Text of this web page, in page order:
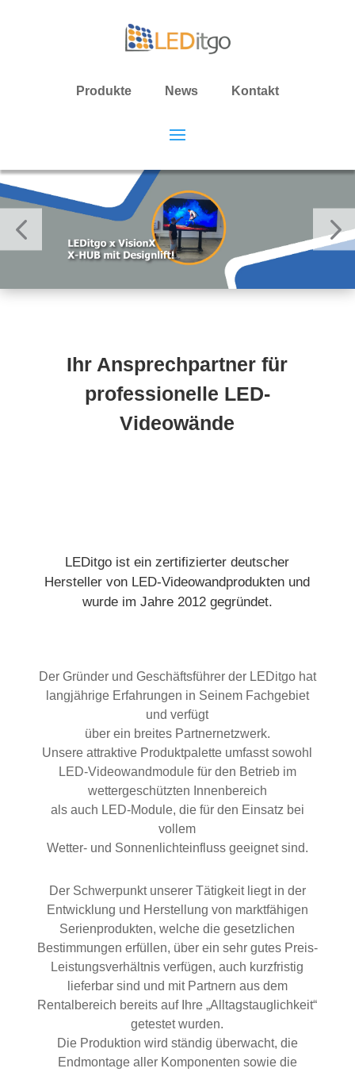
Produkte News Kontakt
Ihr Ansprechpartner für
professionelle LED-
Videowände
LEDitgo ist ein zertifizierter deutscher
Hersteller von LED-Videowandprodukten und
wurde im Jahre 2012 gegründet.
Der Gründer und Geschäftsführer der LEDitgo hat
langjährige Erfahrungen in Seinem Fachgebiet
und verfügt
über ein breites Partnernetzwerk.
Unsere attraktive Produktpalette umfasst sowohl
LED-Videowandmodule für den Betrieb im
wettergeschützten Innenbereich
als auch LED-Module, die für den Einsatz bei
vollem
Wetter- und Sonnenlichteinfluss geeignet sind.
Der Schwerpunkt unserer Tätigkeit liegt in der
Entwicklung und Herstellung von marktfähigen
Serienprodukten, welche die gesetzlichen
Bestimmungen erfüllen, über ein sehr gutes Preis-
Leistungsverhältnis verfügen, auch kurzfristig
lieferbar sind und mit Partnern aus dem
Rentalbereich bereits auf Ihre „Alltagstauglichkeit“
getestet wurden.
Die Produktion wird ständig überwacht, die
Endmontage aller Komponenten sowie die